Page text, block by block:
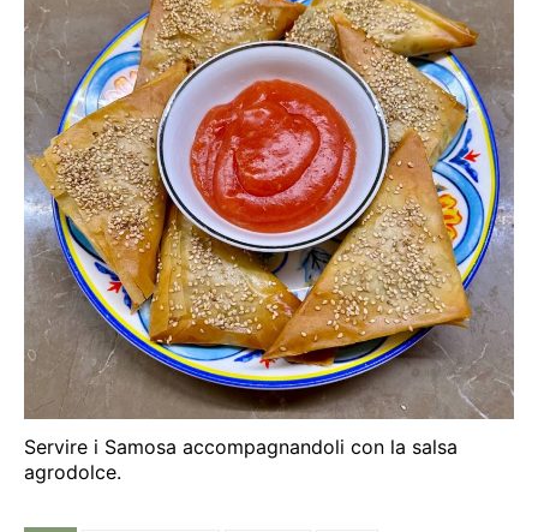
Servire i Samosa accompagnandoli con la salsa
agrodolce.